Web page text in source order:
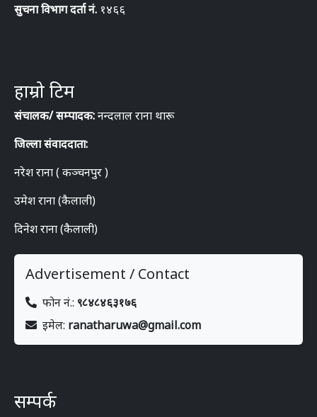
सुचना विभाग दर्ता नं. १४६६
हाम्रो टिम
संचालक/ सम्पादक:नन्दलाल राना थारू
जिल्ला संवाददाता:
नरेश राना ( कञ्चनपुर )
उमेश राना (कैलाली)
दिनेश राना (कैलाली)
Advertisement / Contact
फोन नं.: ९८४८४६३१७६
इमेल: ranatharuwa@gmail.com
सम्पर्क